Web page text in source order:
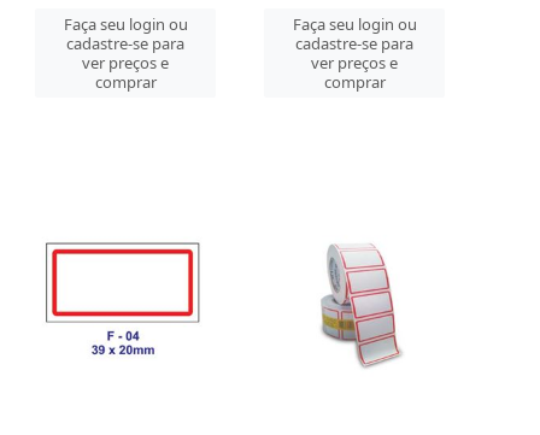
Faça seu login ou
cadastre-se para
ver preços e
comprar
Faça seu login ou
cadastre-se para
ver preços e
comprar